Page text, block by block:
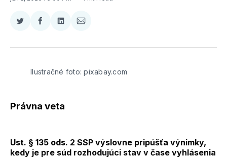
Zdieľať
Twitter
Zdieľať
Facebooku
Zdieľať
LinkedIne
Zdieľať
E-
Ilustračné foto: pixabay.com
Právna veta
Ust. § 135 ods. 2 SSP výslovne pripúšťa výnimky,
kedy je pre súd rozhodujúci stav v čase vyhlásenia